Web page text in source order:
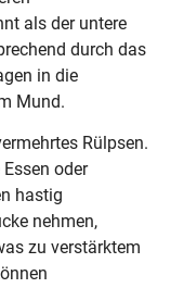
als der untere
durch das
in die
Mund.
Rülpsen.
oder
hastig
nehmen,
zu verstärktem